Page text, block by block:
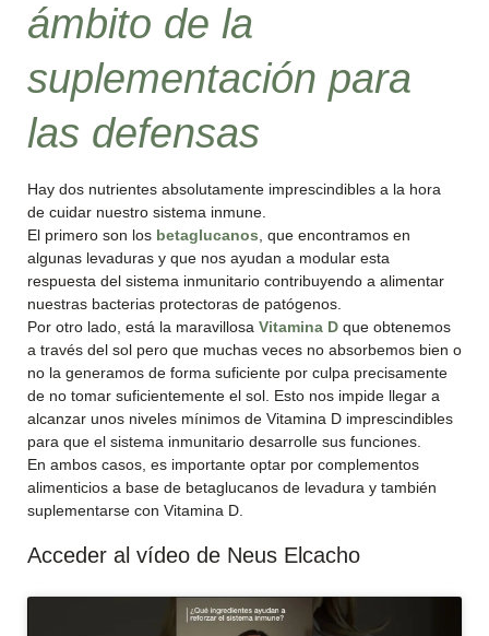
ámbito de la
suplementación para
las defensas
Hay dos nutrientes absolutamente imprescindibles a la hora
de cuidar nuestro sistema inmune.
El primero son los betaglucanos , que encontramos en
algunas levaduras y que nos ayudan a modular esta
respuesta del sistema inmunitario contribuyendo a alimentar
nuestras bacterias protectoras de patógenos.
Por otro lado, está la maravillosa Vitamina D que obtenemos
a través del sol pero que muchas veces no absorbemos bien o
no la generamos de forma suficiente por culpa precisamente
de no tomar suficientemente el sol. Esto nos impide llegar a
alcanzar unos niveles mínimos de Vitamina D imprescindibles
para que el sistema inmunitario desarrolle sus funciones.
En ambos casos, es importante optar por complementos
alimenticios a base de betaglucanos de levadura y también
suplementarse con Vitamina D.
Acceder al vídeo de Neus Elcacho